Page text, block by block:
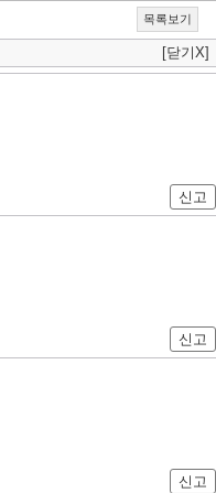
목록보기
[닫기X]
신고
신고
신고